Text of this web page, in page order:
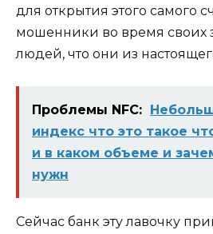
для открытия этого самого
мошенники во время своих
людей, что они из
Проблемы NFC:
индекс что это такое
и в каком объеме и
нужн
Сейчас банк эту лавочку